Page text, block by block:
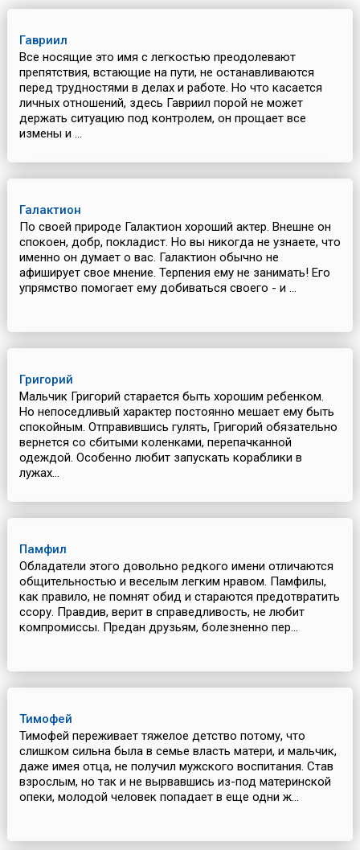
Гавриил
Все носящие это имя с легкостью преодолевают
препятствия, встающие на пути, не останавливаются
перед трудностями в делах и работе. Но что касается
личных отношений, здесь Гавриил порой не может
держать ситуацию под контролем, он прощает все
измены и ...
Галактион
По своей природе Галактион хороший актер. Внешне он
спокоен, добр, покладист. Но вы никогда не узнаете, что
именно он думает о вас. Галактион обычно не
афиширует свое мнение. Терпения ему не занимать! Его
упрямство помогает ему добиваться своего - и ...
Григорий
Мальчик Григорий старается быть хорошим ребенком.
Но непоседливый характер постоянно мешает ему быть
спокойным. Отправившись гулять, Григорий обязательно
вернется со сбитыми коленками, перепачканной
одеждой. Особенно любит запускать кораблики в
лужах...
Памфил
Обладатели этого довольно редкого имени отличаются
общительностью и веселым легким нравом. Памфилы,
как правило, не помнят обид и стараются предотвратить
ссору. Правдив, верит в справедливость, не любит
компромиссы. Предан друзьям, болезненно пер...
Тимофей
Тимофей переживает тяжелое детство потому, что
слишком сильна была в семье власть матери, и мальчик,
даже имея отца, не получил мужского воспитания. Став
взрослым, но так и не вырвавшись из-под материнской
опеки, молодой человек попадает в еще одни ж...